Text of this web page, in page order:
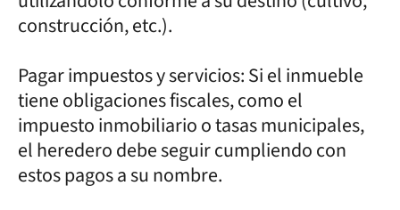
construcción, etc.).
Pagar impuestos y servicios: Si el inmueble
tiene obligaciones fiscales, como el
impuesto inmobiliario o tasas municipales,
el heredero debe seguir cumpliendo con
estos pagos a su nombre.